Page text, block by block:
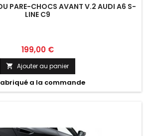
PARE-CHOCS AVANT V.2 AUDI A6 S-
LINE C9
Prix
199,00 €
 Ajouter au panier
a la commande